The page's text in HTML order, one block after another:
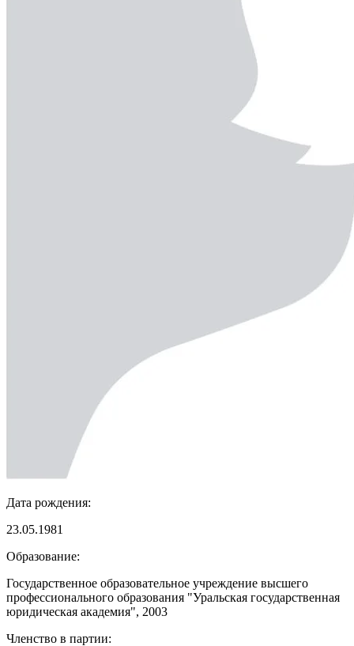
Дата рождения:
23.05.1981
Образование:
Государственное образовательное учреждение высшего
профессионального образования "Уральская государственная
юридическая академия", 2003
Членство в партии: